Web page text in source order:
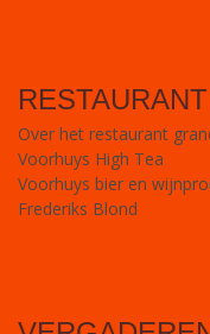
Over het restaurant
Voorhuys High Tea
Voorhuys bier en
Frederiks Blond